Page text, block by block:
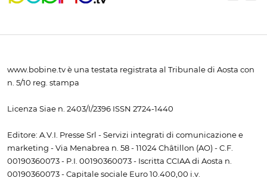
www.bobine.tv è una testata registrata al Tribunale di Aosta con
n. 5/10 reg. stampa
Licenza Siae n. 2403/I/2396 ISSN 2724-1440
Editore: A.V.I. Presse Srl - Servizi integrati di comunicazione e
marketing - Via Menabrea n. 58 - 11024 Châtillon (AO) - C.F.
00190360073 - P.I. 00190360073 - Iscritta CCIAA di Aosta n.
00190360073 - Capitale sociale Euro 10.400,00 i.v.